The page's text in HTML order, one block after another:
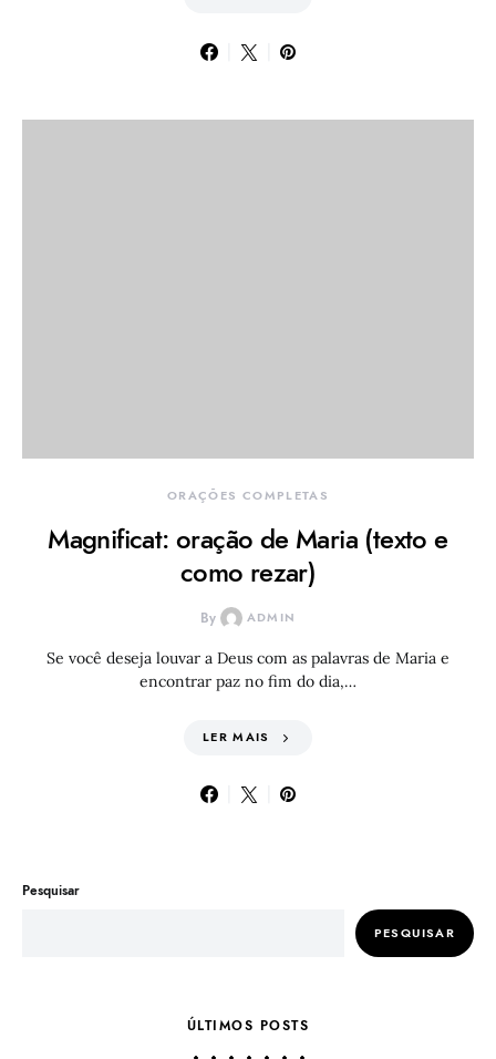
ORAÇÕES COMPLETAS
Magnificat: oração de Maria (texto e
como rezar)
By ADMIN
Se você deseja louvar a Deus com as palavras de Maria e
encontrar paz no fim do dia,…
LER MAIS
Pesquisar
PESQUISAR
ÚLTIMOS POSTS